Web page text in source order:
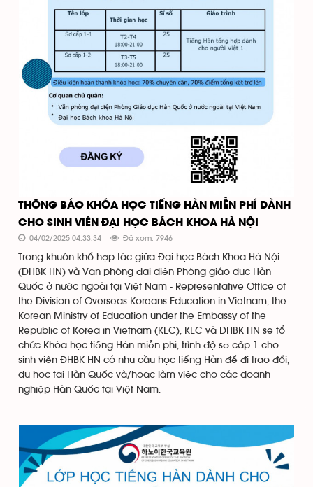
THÔNG BÁO KHÓA HỌC TIẾNG HÀN MIỄN PHÍ DÀNH
CHO SINH VIÊN ĐẠI HỌC BÁCH KHOA HÀ NỘI
04/02/2025 04:33:34 Đã xem: 7946
Trong khuôn khổ hợp tác giữa Đại học Bách Khoa Hà Nội
(ĐHBK HN) và Văn phòng đại diện Phòng giáo dục Hàn
Quốc ở nước ngoài tại Việt Nam - Representative Office of
the Division of Overseas Koreans Education in Vietnam, the
Korean Ministry of Education under the Embassy of the
Republic of Korea in Vietnam (KEC), KEC và ĐHBK HN sẽ tổ
chức Khóa học tiếng Hàn miễn phí, trình độ sơ cấp 1 cho
sinh viên ĐHBK HN có nhu cầu học tiếng Hàn để đi trao đổi,
du học tại Hàn Quốc và/hoặc làm việc cho các doanh
nghiệp Hàn Quốc tại Việt Nam.